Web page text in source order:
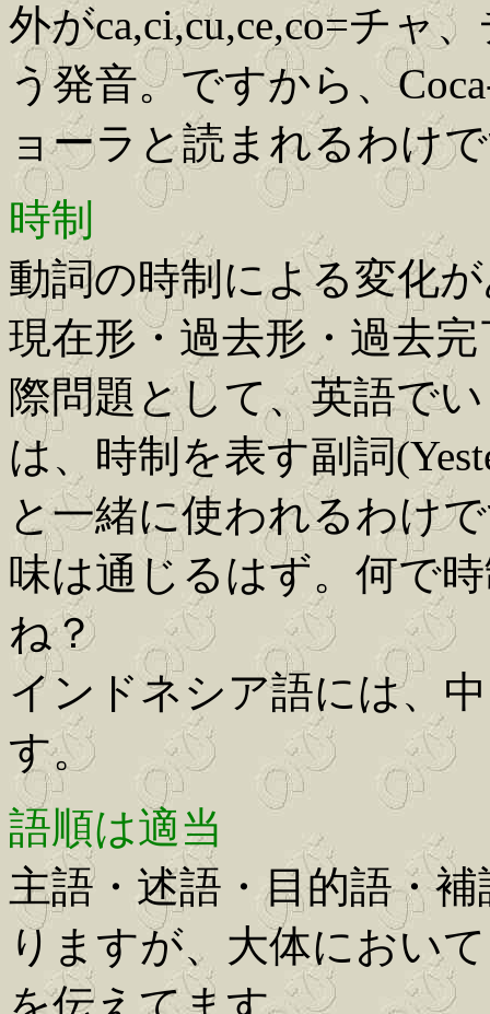
外がca,ci,cu,ce,co=チャ
う発音。ですから、
ョーラと読まれるわけ
時制
動詞の時制による変化
現在形・過去形・過去
際問題として、英語で
は、時制を表す副詞
と一緒に使われるわけ
味は通じるはず。何で
ね？
インドネシア語には、
す。
語順は適当
主語・述語・目的語・
りますが、大体におい